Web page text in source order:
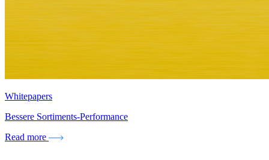
Whitepapers
Bessere Sortiments-Performance
Read more